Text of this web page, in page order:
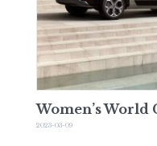
Women’s World
2023-03-09